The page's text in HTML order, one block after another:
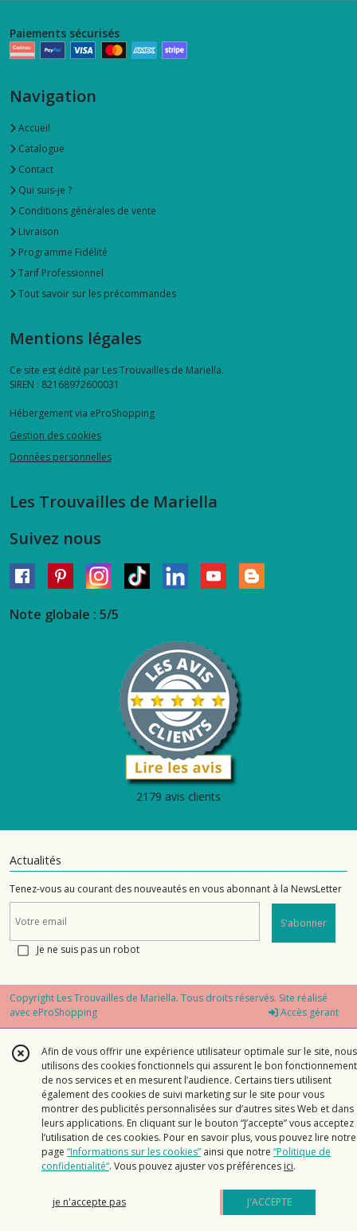
Paiements sécurisés
Navigation
Accueil
Catalogue
Contact
Qui suis-je ?
Conditions générales de vente
Livraison
Programme Fidélité
Tarif Professionnel
Tout savoir sur les précommandes
Mentions légales
Ce site est édité par Les Trouvailles de Mariella.
SIREN : 82168972600031
Hébergement via eProShopping
Gestion des cookies
Données personnelles
Les Trouvailles de Mariella
Suivez nous
Note globale : 5/5
2179 avis clients
Actualités
Tenez-vous au courant des nouveautés en vous abonnant à la NewsLetter
S'abonner
Je ne suis pas un robot
Copyright Les Trouvailles de Mariella. Tous droits réservés. Site réalisé
avec eProShopping Accès gérant
Afin de vous offrir une expérience utilisateur optimale sur le site, nous
utilisons des cookies fonctionnels qui assurent le bon fonctionnement
de nos services et en mesurent l’audience. Certains tiers utilisent
également des cookies de suivi marketing sur le site pour vous
montrer des publicités personnalisées sur d’autres sites Web et dans
leurs applications. En cliquant sur le bouton “J’accepte” vous acceptez
l’utilisation de ces cookies. Pour en savoir plus, vous pouvez lire notre
page “Informations sur les cookies” ainsi que notre “Politique de
confidentialité“. Vous pouvez ajuster vos préférences ici.
je n'accepte pas J'ACCEPTE